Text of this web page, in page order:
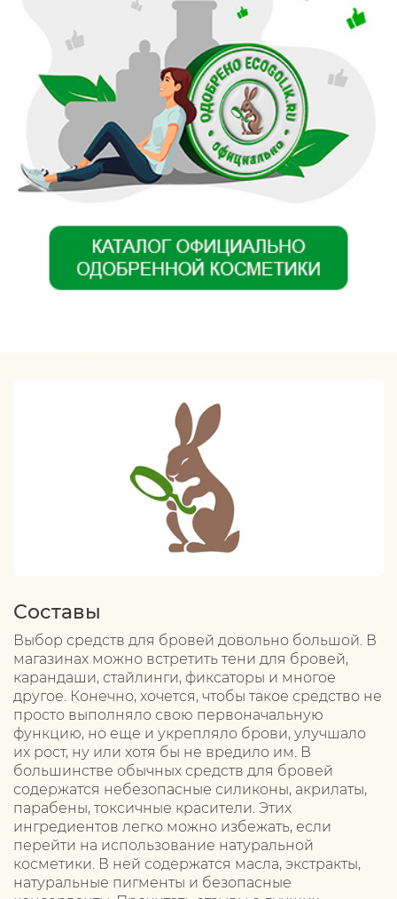
Составы
Выбор средств для бровей довольно большой. В
магазинах можно встретить тени для бровей,
карандаши, стайлинги, фиксаторы и многое
другое. Конечно, хочется, чтобы такое средство не
просто выполняло свою первоначальную
функцию, но еще и укрепляло брови, улучшало
их рост, ну или хотя бы не вредило им. В
большинстве обычных средств для бровей
содержатся небезопасные силиконы, акрилаты,
парабены, токсичные красители. Этих
ингредиентов легко можно избежать, если
перейти на использование натуральной
косметики. В ней содержатся масла, экстракты,
натуральные пигменты и безопасные